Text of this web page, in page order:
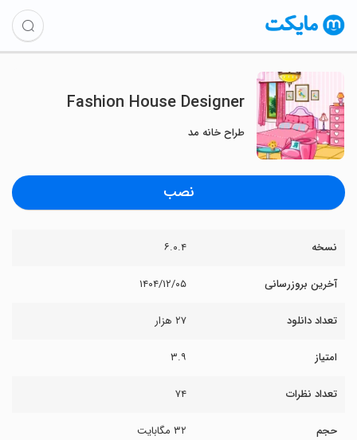
Fashion House Designer
طراح خانه مد
نصب
نسخه ۶.۰.۴
آخرین بروزرسانی ۱۴۰۴/۱۲/۰۵
تعداد دانلود ۲۷ هزار
امتیاز ۳.۹
تعداد نظرات ۷۴
حجم ۳۲ مگابایت